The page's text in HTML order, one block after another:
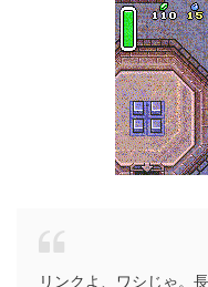
リンクよ、ワシじゃ。